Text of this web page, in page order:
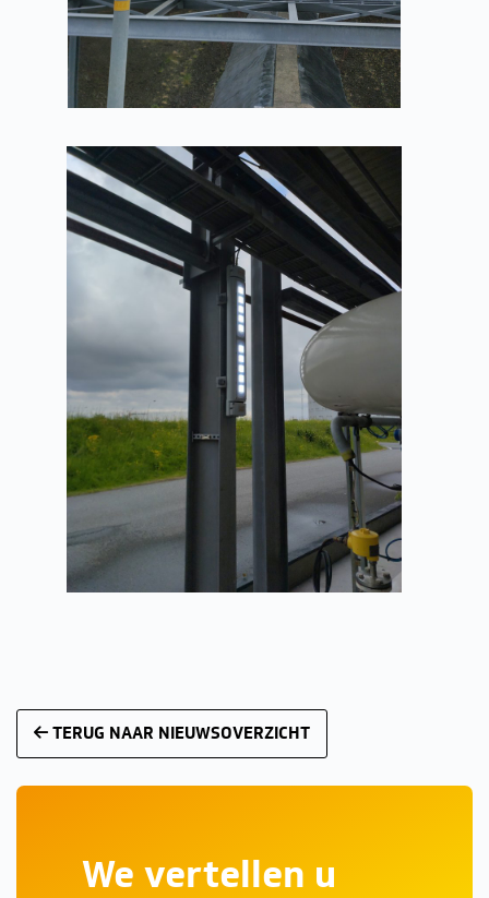
TERUG NAAR NIEUWSOVERZICHT
We vertellen u